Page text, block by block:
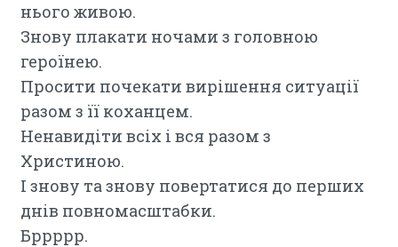
нього живою.
Знову плакати ночами з головною
героїнею.
Просити почекати вирішення ситуації
разом з її коханцем.
Ненавидіти всіх і вся разом з
Христиною.
І знову та знову повертатися до перших
днів повномасштабки.
Бррррр.